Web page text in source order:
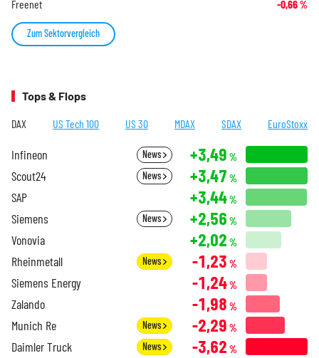
Freenet -0,66%
Zum Sektorvergleich
Tops & Flops
DAX US Tech 100 US 30 MDAX SDAX EuroStoxx
Infineon News +3,49 %
Scout24 News +3,47 %
SAP +3,44%
Siemens News +2,56 %
Vonovia +2,02 %
Rheinmetall News -1,23 %
Siemens Energy -1,24%
Zalando -1,98 %
Munich Re News -2,29 %
Daimler Truck News -3,62 %